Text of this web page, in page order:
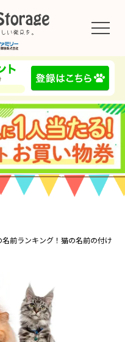
前ランキング！猫の名前の付け